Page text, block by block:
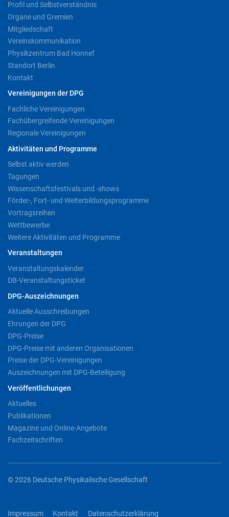
Profil und Selbstverständnis
Organe und Gremien
Mitgliedschaft
Vereinskommunikation
Physikzentrum Bad Honnef
Standort Berlin
Kontakt
Vereinigungen der DPG
Fachliche Vereinigungen
Fachübergreifende Vereinigungen
Regionale Vereinigungen
Aktivitäten und Programme
Selbst aktiv werden
Tagungen
Wissenschaftsfestivals und -shows
Förder-, Fort- und Weiterbildungsprogramme
Vortragsreihen
Wettbewerbe
Weitere Aktivitäten und Programme
Veranstaltungen
Veranstaltungskalender
DB-Veranstaltungsticket
DPG-Auszeichnungen
Aktuelle Ausschreibungen
Ehrungen der DPG
DPG-Preise
DPG-Preise mit anderen Organisationen
Preise der DPG-Vereinigungen
Auszeichnungen mit DPG-Beteiligung
Veröffentlichungen
Aktuelles
Publikationen
Magazine und Online-Angebote
Fachzeitschriften
© 2026 Deutsche Physikalische Gesellschaft
Impressum Kontakt Datenschutzerklärung